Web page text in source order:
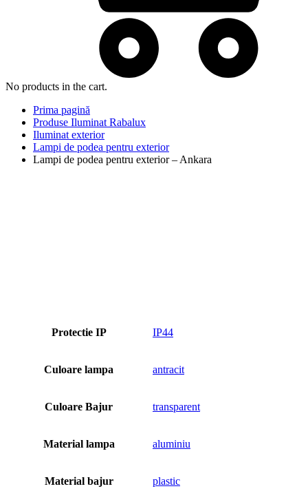
No products in the cart.
Prima pagină
Produse Iluminat Rabalux
Iluminat exterior
Lampi de podea pentru exterior
Lampi de podea pentru exterior – Ankara
Protectie IP IP44
Culoare lampa antracit
Culoare Bajur transparent
Material lampa aluminiu
Material bajur plastic